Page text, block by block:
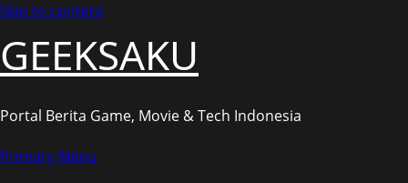
Skip to content
GEEKSAKU
Portal Berita Game, Movie & Tech Indonesia
Primary Menu